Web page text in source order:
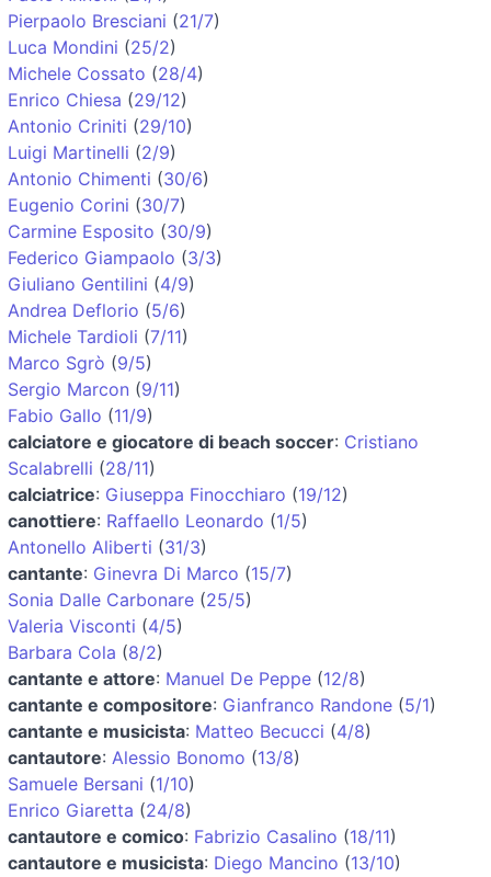
Pierpaolo Bresciani (21/7)
Luca Mondini (25/2)
Michele Cossato (28/4)
Enrico Chiesa (29/12)
Antonio Criniti (29/10)
Luigi Martinelli (2/9)
Antonio Chimenti (30/6)
Eugenio Corini (30/7)
Carmine Esposito (30/9)
Federico Giampaolo (3/3)
Giuliano Gentilini (4/9)
Andrea Deflorio (5/6)
Michele Tardioli (7/11)
Marco Sgrò (9/5)
Sergio Marcon (9/11)
Fabio Gallo (11/9)
calciatore e giocatore di beach soccer: Cristiano
Scalabrelli (28/11)
calciatrice: Giuseppa Finocchiaro (19/12)
canottiere: Raffaello Leonardo (1/5)
Antonello Aliberti (31/3)
cantante: Ginevra Di Marco (15/7)
Sonia Dalle Carbonare (25/5)
Valeria Visconti (4/5)
Barbara Cola (8/2)
cantante e attore: Manuel De Peppe (12/8)
cantante e compositore: Gianfranco Randone (5/1)
cantante e musicista: Matteo Becucci (4/8)
cantautore: Alessio Bonomo (13/8)
Samuele Bersani (1/10)
Enrico Giaretta (24/8)
cantautore e comico: Fabrizio Casalino (18/11)
cantautore e musicista: Diego Mancino (13/10)